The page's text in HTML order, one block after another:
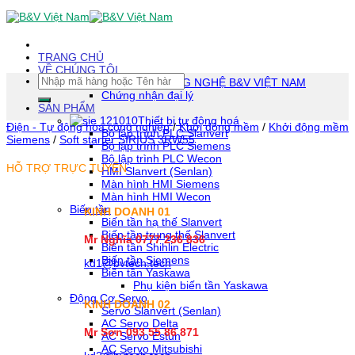
Skip
To
(tạm
dịch)
TRANG CHỦ
VỀ CHÚNG TÔI
CÔNG TY TNHH CÔNG NGHỆ B&V VIỆT NAM
Chứng nhận đại lý
SẢN PHẨM
Thiết bị tự động hoá
Bộ lập trình PLC Slanvert
Bộ lập trình PLC Siemens
Bộ lập trình PLC Wecon
HMI Slanvert (Senlan)
Màn hình HMI Siemens
Màn hình HMI Wecon
Biến tần
Biến tần hạ thế Slanvert
Biến tần trung thế Slanvert
Biến tần Shihlin Electric
Biến tần Siemens
Biến tần Yaskawa
Phụ kiện biến tần Yaskawa
Động Cơ Servo
Servo Slanvert (Senlan)
AC Servo Delta
AC Servo Estun
AC Servo Mitsubishi
Tìm
kiếm:
Điện - Tự động hóa công nghiệp / Khởi động mềm / Khởi động mềm
Siemens / Soft starter SIRIUS 3RW55
HỖ TRỢ TRỰC TUYẾN
KINH DOANH 01
Mr Nghĩa 0777 236 836
kd1@bvtech.tech
KINH DOANH 02
Mr Sơn093 55 86 871